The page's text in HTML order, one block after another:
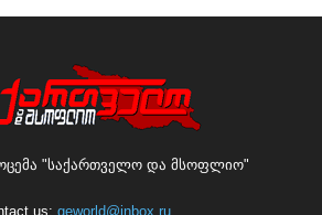
"საქართველო და მსოფლიო"
us: geworld@inbox.ru